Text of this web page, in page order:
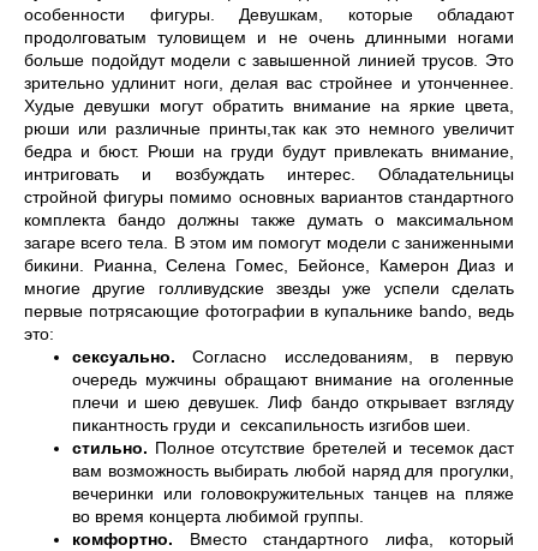
особенности фигуры. Девушкам, которые обладают
продолговатым туловищем и не очень длинными ногами
больше подойдут модели с завышенной линией трусов. Это
зрительно удлинит ноги, делая вас стройнее и утонченнее.
Худые девушки могут обратить внимание на яркие цвета,
рюши или различные принты,так как это немного увеличит
бедра и бюст. Рюши на груди будут привлекать внимание,
интриговать и возбуждать интерес. Обладательницы
стройной фигуры помимо основных вариантов стандартного
комплекта бандо должны также думать о максимальном
загаре всего тела. В этом им помогут модели с заниженными
бикини. Рианна, Селена Гомес, Бейонсе, Камерон Диаз и
многие другие голливудские звезды уже успели сделать
первые потрясающие фотографии в купальнике bando, ведь
это:
сексуально. Согласно исследованиям, в первую
очередь мужчины обращают внимание на оголенные
плечи и шею девушек. Лиф бандо открывает взгляду
пикантность груди и  сексапильность изгибов шеи.
стильно. Полное отсутствие бретелей и тесемок даст
вам возможность выбирать любой наряд для прогулки,
вечеринки или головокружительных танцев на пляже
во время концерта любимой группы.
комфортно. Вместо стандартного лифа, который